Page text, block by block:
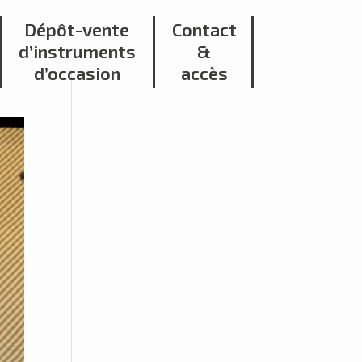
Dépôt-vente
d’instruments
d’occasion
Contact
&
accès